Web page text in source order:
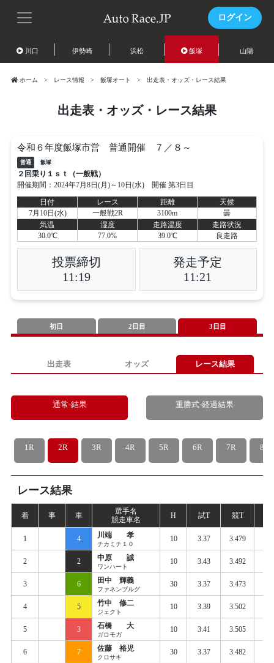
ログイン
川口 伊勢崎 浜松 飯塚 山陽
ホーム レース情報 飯塚オート 出走表・オッズ・レース結果
出走表・オッズ・レース結果
令和６年度飯塚市営 普通開催 ７／８～
普通 飯塚
２回乗り１ｓｔ（一般戦）
開催期間：2024年7月8日(月)～10日(水) 開催 第3日目
日付
レース 距離
天候
7月10日(水)
一般戦2R 3100m
曇
気温
湿度 走路温度
走路状況
30.0℃
77.0% 39.0℃ 良走路
投票締切
11:19
発走予定
11:21
初日 2日目 3日目
出走表 オッズ レース結果
通常-結果 重勝式-経過結果
1R 2R 3R 4R 5R 6R 7R 8R
レース結果
着 事 車
選手名
競走車名
H 試T 競T
1 4 川端 孝
チカミチ１０
10 3.37 3.479
2 2 中原 誠
ワンハート
10 3.43 3.492
3 6 田中 輝義
ファネンブルグ
30 3.37 3.473
4 5 竹中 修二
ジェクト
10 3.39 3.502
5 3 石橋 大
ガロモガ
10 3.41 3.505
6 7 佐藤 裕児
クロサキ
30 3.37 3.482